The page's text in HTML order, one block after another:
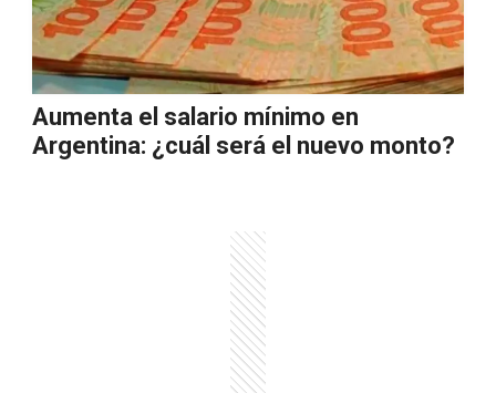
Aumenta el salario mínimo en
Argentina: ¿cuál será el nuevo monto?